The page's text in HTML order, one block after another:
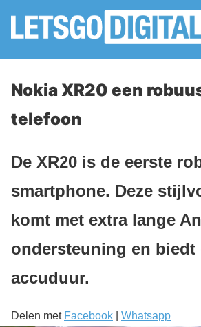
Nokia XR20 een
telefoon
De XR20 is de eerste
smartphone. Deze
komt met extra lange
ondersteuning en biedt
accuduur.
Delen met Facebook Whatsapp